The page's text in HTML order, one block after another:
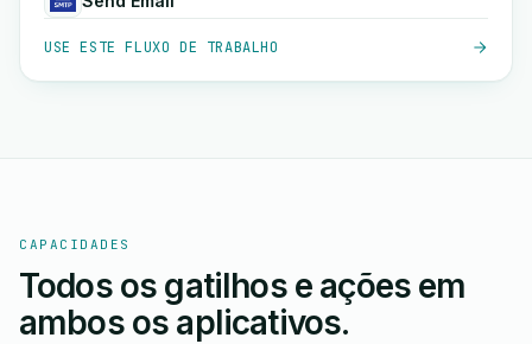
USE ESTE FLUXO DE TRABALHO
CAPACIDADES
Todos os gatilhos e ações em
ambos os aplicativos.